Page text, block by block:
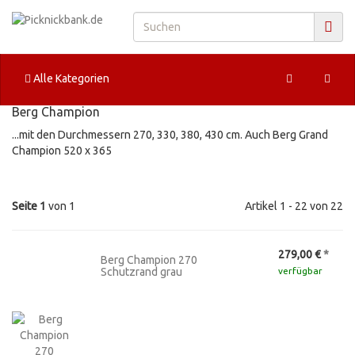
Alle Kategorien
Berg Champion
...mit den Durchmessern 270, 330, 380, 430 cm. Auch Berg Grand
Champion 520 x 365
Seite 1 von 1 Artikel 1 - 22 von 22
Berg Champion 270
Schutzrand grau
279,00 €*
verfügbar